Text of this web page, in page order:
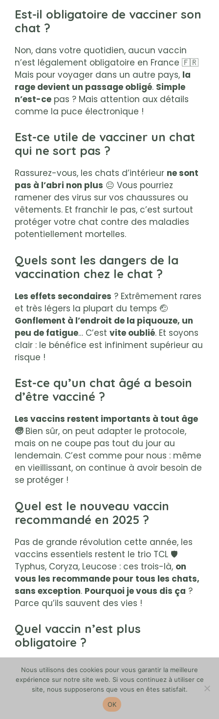
Est-il obligatoire de vacciner son
chat ?
Non, dans votre quotidien, aucun vaccin
n’est légalement obligatoire en France 🇫🇷
Mais pour voyager dans un autre pays, la
rage devient un passage obligé. Simple
n’est-ce pas ? Mais attention aux détails
comme la puce électronique !
Est-ce utile de vacciner un chat
qui ne sort pas ?
Rassurez-vous, les chats d’intérieur ne sont
pas à l’abri non plus 😐 Vous pourriez
ramener des virus sur vos chaussures ou
vêtements. Et franchir le pas, c’est surtout
protéger votre chat contre des maladies
potentiellement mortelles.
Quels sont les dangers de la
vaccination chez le chat ?
Les effets secondaires ? Extrêmement rares
et très légers la plupart du temps 🤕
Gonflement à l’endroit de la piquouze, un
peu de fatigue… C’est vite oublié. Et soyons
clair : le bénéfice est infiniment supérieur au
risque !
Est-ce qu’un chat âgé a besoin
d’être vacciné ?
Les vaccins restent importants à tout âge
🧓Bien sûr, on peut adapter le protocole,
mais on ne coupe pas tout du jour au
lendemain. C’est comme pour nous : même
en vieillissant, on continue à avoir besoin de
se protéger !
Quel est le nouveau vaccin
recommandé en 2025 ?
Pas de grande révolution cette année, les
vaccins essentiels restent le trio TCL 🛡️
Typhus, Coryza, Leucose : ces trois-là, on
vous les recommande pour tous les chats,
sans exception. Pourquoi je vous dis ça ?
Parce qu’ils sauvent des vies !
Quel vaccin n’est plus
obligatoire ?
Aucun vaccin n’a été retiré de la liste des
obligations en 2025 🧾 La rage reste la seule
exigence légale, mais uniquement en cas
de voyage international. Vous ne vous
tromperez pas en gardant en tête cette
Nous utilisons des cookies pour vous garantir la meilleure
expérience sur notre site web. Si vous continuez à utiliser ce
site, nous supposerons que vous en êtes satisfait.
OK